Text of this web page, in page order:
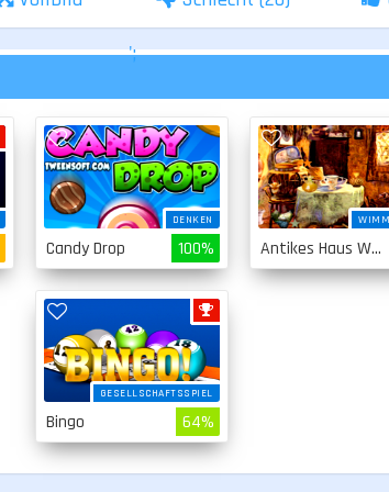
';
DENKEN
Candy Drop 100% Antikes Haus Wimmelbild
GESELLSCHAFTSSPIEL
Bingo 64%